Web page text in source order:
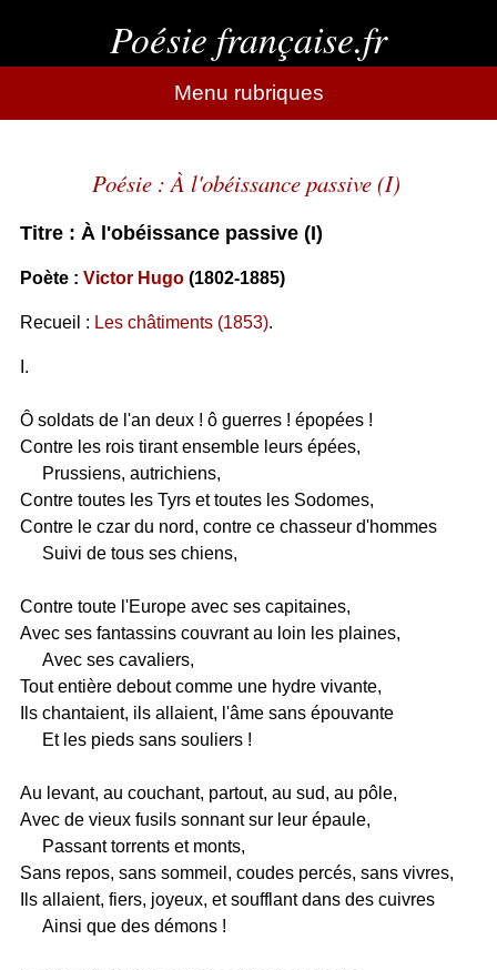
Poésie française.fr
Menu rubriques
Poésie : À l'obéissance passive (I)
Titre : À l'obéissance passive (I)
Poète : Victor Hugo(1802-1885)
Recueil : Les châtiments (1853).
I.
Ô soldats de l'an deux ! ô guerres ! épopées !
Contre les rois tirant ensemble leurs épées,
Prussiens, autrichiens,
Contre toutes les Tyrs et toutes les Sodomes,
Contre le czar du nord, contre ce chasseur d'hommes
Suivi de tous ses chiens,
Contre toute l'Europe avec ses capitaines,
Avec ses fantassins couvrant au loin les plaines,
Avec ses cavaliers,
Tout entière debout comme une hydre vivante,
Ils chantaient, ils allaient, l'âme sans épouvante
Et les pieds sans souliers !
Au levant, au couchant, partout, au sud, au pôle,
Avec de vieux fusils sonnant sur leur épaule,
Passant torrents et monts,
Sans repos, sans sommeil, coudes percés, sans vivres,
Ils allaient, fiers, joyeux, et soufflant dans des cuivres
Ainsi que des démons !